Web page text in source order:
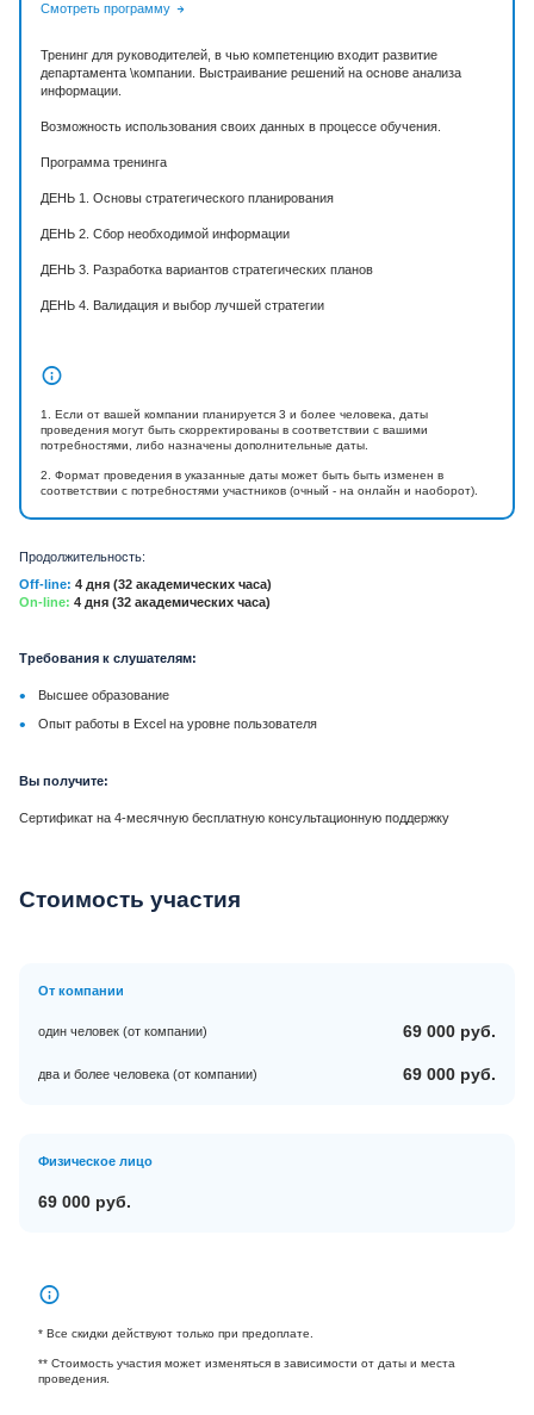
Смотреть программу
Тренинг для руководителей, в чью компетенцию входит развитие
департамента \компании. Выстраивание решений на основе анализа
информации.
Возможность использования своих данных в процессе обучения.
Программа тренинга
ДЕНЬ 1. Основы стратегического планирования
ДЕНЬ 2. Сбор необходимой информации
ДЕНЬ 3. Разработка вариантов стратегических планов
ДЕНЬ 4. Валидация и выбор лучшей стратегии
1. Если от вашей компании планируется 3 и более человека, даты
проведения могут быть скорректированы в соответствии с вашими
потребностями, либо назначены дополнительные даты.
2. Формат проведения в указанные даты может быть быть изменен в
соответствии с потребностями участников (очный - на онлайн и наоборот).
Продолжительность:
Off-line: 4 дня (32 академических часа)
On-line: 4 дня (32 академических часа)
Требования к слушателям:
• Высшее образование
• Опыт работы в Excel на уровне пользователя
Вы получите:
Сертификат на 4-месячную бесплатную консультационную поддержку
Стоимость участия
От компании
один человек (от компании) 69 000 руб.
два и более человека (от компании) 69 000 руб.
Физическое лицо
69 000 руб.
* Все скидки действуют только при предоплате.
** Стоимость участия может изменяться в зависимости от даты и места
проведения.